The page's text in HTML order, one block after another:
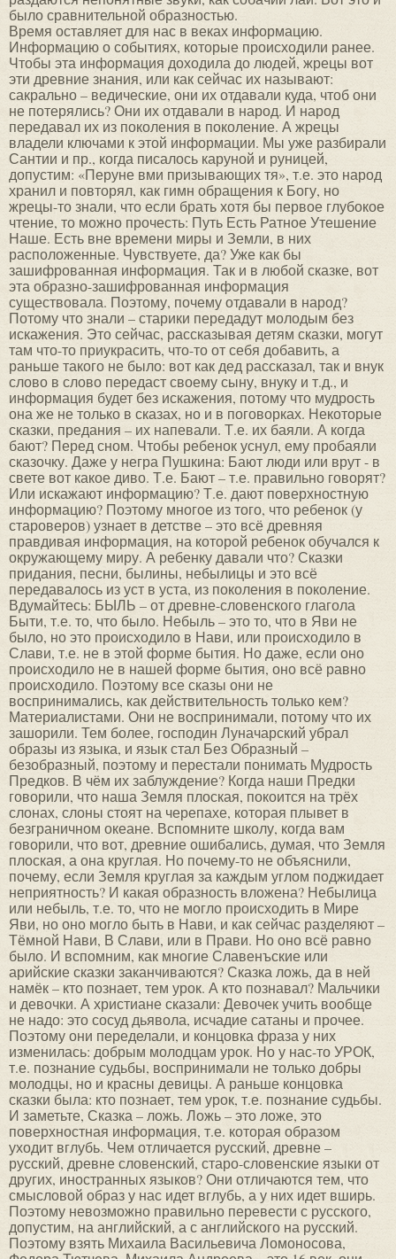
было сравнительной образностью.
Время оставляет для нас в веках информацию.
Информацию о событиях, которые происходили ранее.
Чтобы эта информация доходила до людей, жрецы вот
эти древние знания, или как сейчас их называют:
сакрально – ведические, они их отдавали куда, чтоб они
не потерялись? Они их отдавали в народ. И народ
передавал их из поколения в поколение. А жрецы
владели ключами к этой информации. Мы уже разбирали
Сантии и пр., когда писалось каруной и руницей,
допустим: «Перуне вми призывающих тя», т.е. это народ
хранил и повторял, как гимн обращения к Богу, но
жрецы-то знали, что если брать хотя бы первое глубокое
чтение, то можно прочесть: Путь Есть Ратное Утешение
Наше. Есть вне времени миры и Земли, в них
расположенные. Чувствуете, да? Уже как бы
зашифрованная информация. Так и в любой сказке, вот
эта образно-зашифрованная информация
существовала. Поэтому, почему отдавали в народ?
Потому что знали – старики передадут молодым без
искажения. Это сейчас, рассказывая детям сказки, могут
там что-то приукрасить, что-то от себя добавить, а
раньше такого не было: вот как дед рассказал, так и внук
слово в слово передаст своему сыну, внуку и т.д., и
информация будет без искажения, потому что мудрость
она же не только в сказах, но и в поговорках. Некоторые
сказки, предания – их напевали. Т.е. их баяли. А когда
бают? Перед сном. Чтобы ребенок уснул, ему пробаяли
сказочку. Даже у негра Пушкина: Бают люди или врут - в
свете вот какое диво. Т.е. Бают – т.е. правильно говорят?
Или искажают информацию? Т.е. дают поверхностную
информацию? Поэтому многое из того, что ребенок (у
староверов) узнает в детстве – это всё древняя
правдивая информация, на которой ребенок обучался к
окружающему миру. А ребенку давали что? Сказки
придания, песни, былины, небылицы и это всё
передавалось из уст в уста, из поколения в поколение.
Вдумайтесь: БЫЛЬ – от древне-словенского глагола
Быти, т.е. то, что было. Небыль – это то, что в Яви не
было, но это происходило в Нави, или происходило в
Слави, т.е. не в этой форме бытия. Но даже, если оно
происходило не в нашей форме бытия, оно всё равно
происходило. Поэтому все сказы они не
воспринимались, как действительность только кем?
Материалистами. Они не воспринимали, потому что их
зашорили. Тем более, господин Луначарский убрал
образы из языка, и язык стал Без Образный –
безобразный, поэтому и перестали понимать Мудрость
Предков. В чём их заблуждение? Когда наши Предки
говорили, что наша Земля плоская, покоится на трёх
слонах, слоны стоят на черепахе, которая плывет в
безграничном океане. Вспомните школу, когда вам
говорили, что вот, древние ошибались, думая, что Земля
плоская, а она круглая. Но почему-то не объяснили,
почему, если Земля круглая за каждым углом поджидает
неприятность? И какая образность вложена? Небылица
или небыль, т.е. то, что не могло происходить в Мире
Яви, но оно могло быть в Нави, и как сейчас разделяют –
Тёмной Нави, В Слави, или в Прави. Но оно всё равно
было. И вспомним, как многие Славенъские или
арийские сказки заканчиваются? Сказка ложь, да в ней
намёк – кто познает, тем урок. А кто познавал? Мальчики
и девочки. А христиане сказали: Девочек учить вообще
не надо: это сосуд дьявола, исчадие сатаны и прочее.
Поэтому они переделали, и концовка фраза у них
изменилась: добрым молодцам урок. Но у нас-то УРОК,
т.е. познание судьбы, воспринимали не только добры
молодцы, но и красны девицы. А раньше концовка
сказки была: кто познает, тем урок, т.е. познание судьбы.
И заметьте, Сказка – ложь. Ложь – это ложе, это
поверхностная информация, т.е. которая образом
уходит вглубь. Чем отличается русский, древне –
русский, древне словенский, старо-словенские языки от
других, иностранных языков? Они отличаются тем, что
смысловой образ у нас идет вглубь, а у них идет вширь.
Поэтому невозможно правильно перевести с русского,
допустим, на английский, а с английского на русский.
Поэтому взять Михаила Васильевича Ломоносова,